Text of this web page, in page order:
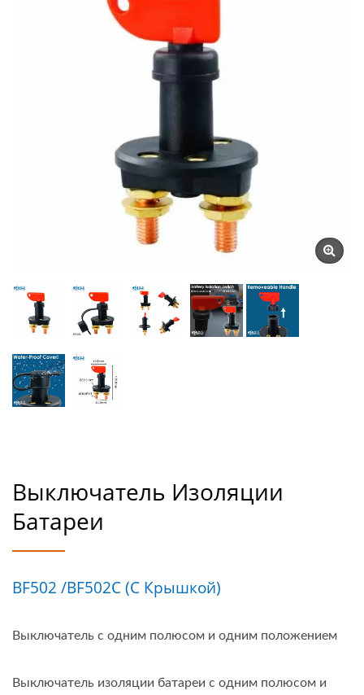
Выключатель Изоляции
Батареи
BF502 /BF502C (с Крышкой)
Выключатель с одним полюсом и одним положением
Выключатель изоляции батареи с одним полюсом и